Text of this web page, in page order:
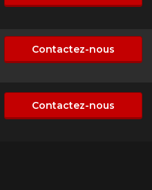
Contactez-nous
Contactez-nous